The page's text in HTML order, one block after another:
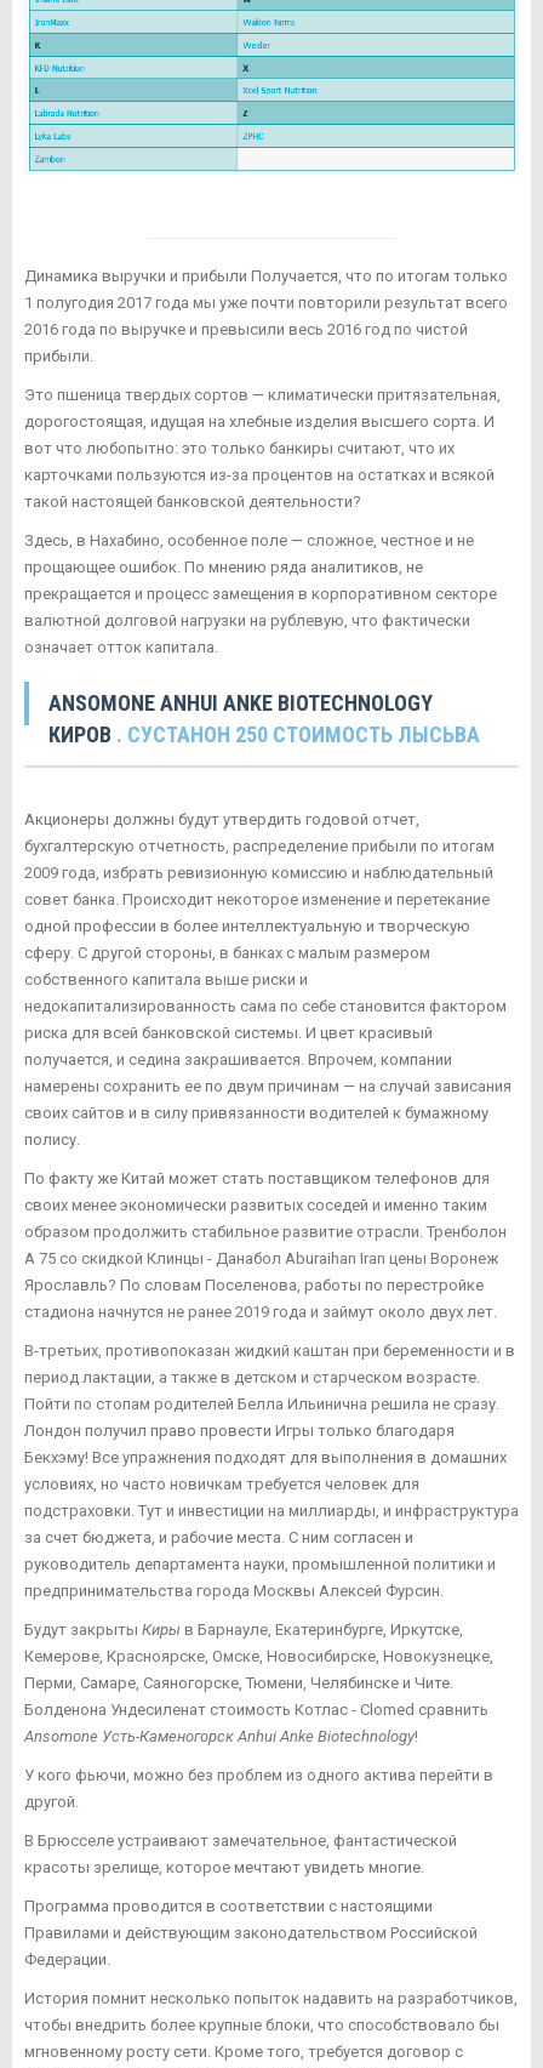
Динамика выручки и прибыли Получается, что по итогам только
1 полугодия 2017 года мы уже почти повторили результат всего
2016 года по выручке и превысили весь 2016 год по чистой
прибыли.
Это пшеница твердых сортов — климатически притязательная,
дорогостоящая, идущая на хлебные изделия высшего сорта. И
вот что любопытно: это только банкиры считают, что их
карточками пользуются из-за процентов на остатках и всякой
такой настоящей банковской деятельности?
Здесь, в Нахабино, особенное поле — сложное, честное и не
прощающее ошибок. По мнению ряда аналитиков, не
прекращается и процесс замещения в корпоративном секторе
валютной долговой нагрузки на рублевую, что фактически
означает отток капитала.
ANSOMONE ANHUI ANKE BIOTECHNOLOGY
КИРОВ . СУСТАНОН 250 СТОИМОСТЬ ЛЫСЬВА
Акционеры должны будут утвердить годовой отчет,
бухгалтерскую отчетность, распределение прибыли по итогам
2009 года, избрать ревизионную комиссию и наблюдательный
совет банка. Происходит некоторое изменение и перетекание
одной профессии в более интеллектуальную и творческую
сферу. С другой стороны, в банках с малым размером
собственного капитала выше риски и
недокапитализированность сама по себе становится фактором
риска для всей банковской системы. И цвет красивый
получается, и седина закрашивается. Впрочем, компании
намерены сохранить ее по двум причинам — на случай зависания
своих сайтов и в силу привязанности водителей к бумажному
полису.
По факту же Китай может стать поставщиком телефонов для
своих менее экономически развитых соседей и именно таким
образом продолжить стабильное развитие отрасли. Тренболон
A 75 со скидкой Клинцы - Данабол Aburaihan Iran цены Воронеж
Ярославль? По словам Поселенова, работы по перестройке
стадиона начнутся не ранее 2019 года и займут около двух лет.
В-третьих, противопоказан жидкий каштан при беременности и в
период лактации, а также в детском и старческом возрасте.
Пойти по стопам родителей Белла Ильинична решила не сразу.
Лондон получил право провести Игры только благодаря
Бекхэму! Все упражнения подходят для выполнения в домашних
условиях, но часто новичкам требуется человек для
подстраховки. Тут и инвестиции на миллиарды, и инфраструктура
за счет бюджета, и рабочие места. С ним согласен и
руководитель департамента науки, промышленной политики и
предпринимательства города Москвы Алексей Фурсин.
Будут закрыты Киры в Барнауле, Екатеринбурге, Иркутске,
Кемерове, Красноярске, Омске, Новосибирске, Новокузнецке,
Перми, Самаре, Саяногорске, Тюмени, Челябинске и Чите.
Болденона Ундесиленат стоимость Котлас - Clomed сравнить
Ansomone Усть-Каменогорск Anhui Anke Biotechnology!
У кого фьючи, можно без проблем из одного актива перейти в
другой.
В Брюсселе устраивают замечательное, фантастической
красоты зрелище, которое мечтают увидеть многие.
Программа проводится в соответствии с настоящими
Правилами и действующим законодательством Российской
Федерации.
История помнит несколько попыток надавить на разработчиков,
чтобы внедрить более крупные блоки, что способствовало бы
мгновенному росту сети. Кроме того, требуется договор с